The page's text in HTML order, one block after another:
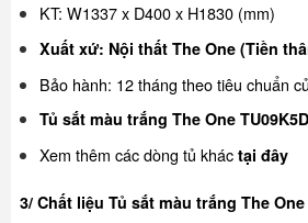
KT: W1337 x D400 x H1830 (mm)
Xuất xứ: Nội thất The One (Tiền
Bảo hành: 12 tháng theo tiêu chuẩn
Tủ sắt màu trắng The One
Xem thêm các dòng tủ kháctại đây
3/ Chất liệu Tủ sắt màu trắng The